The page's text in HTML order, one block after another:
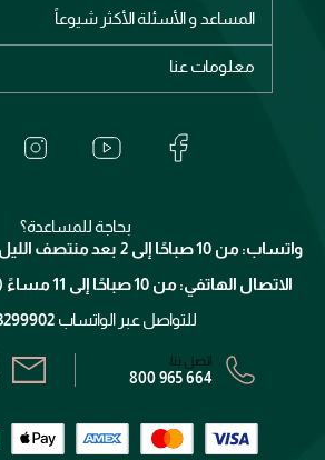
الأكثر مبيعاً
اشترِ بطاقة هدية
بربري
إيف سان لوران
المساعد و الأسئلة الأكثر شيوعاً
الإرجاع
معلومات عنا
خدمات المعارض
برنامج الولاء ميوز
الشروط و الأحكام
سياسة الخصوصية
بحاجة للمساعدة؟
واتساب: من 10 صباحًا إلى 2 بعد منتصف الليل (من الإثنين إلى الأحد)
الاتصال الهاتفي: من 10 صباحًا إلى 11 مساءً (من الإثنين إلى الأحد)
للتواصل عبر الواتساب
اتصل بنا:
800 965 664